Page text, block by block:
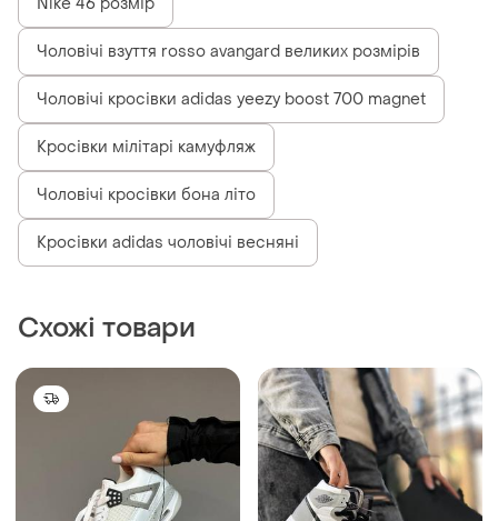
Чоловічі взуття rosso avangard великих розмірів
Чоловічі кросівки adidas yeezy boost 700 magnet
Кросівки мілітарі камуфляж
Чоловічі кросівки бона літо
Кросівки adidas чоловічі весняні
Схожі товари